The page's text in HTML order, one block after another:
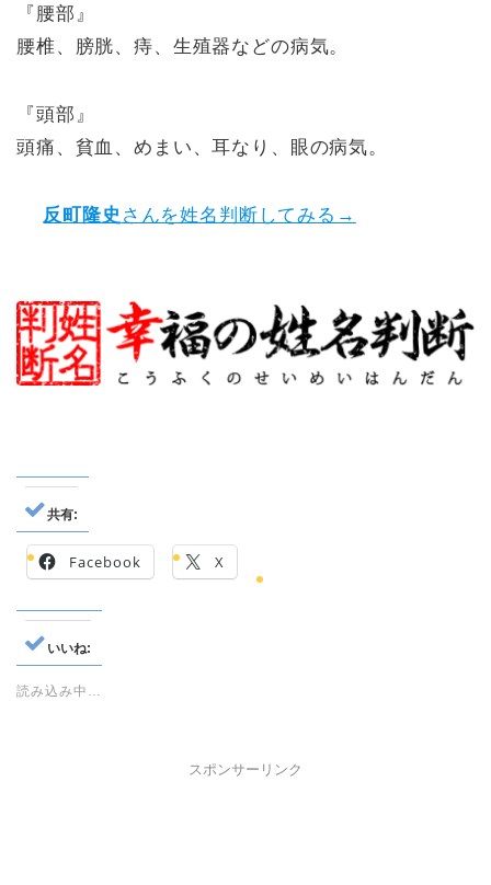
『腰部』
腰椎、膀胱、痔、生殖器などの病気。
『頭部』
頭痛、貧血、めまい、耳なり、眼の病気。
反町隆史 さんを姓名判断してみる→
共有:
Facebook X
いいね:
読み込み中…
スポンサーリンク